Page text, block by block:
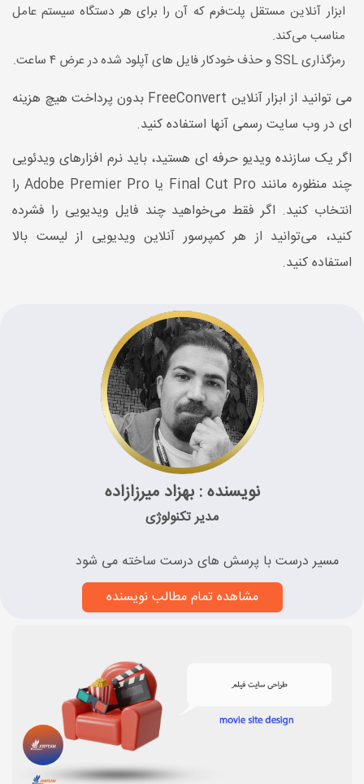
ابزار آنلاین مستقل پلت‌فرم که آن را برای هر دستگاه سیستم عامل
مناسب می‌کند.
رمزگذاری SSL و حذف خودکار فایل های آپلود شده در عرض ۴ ساعت.
می توانید از ابزار آنلاین FreeConvert بدون پرداخت هیچ هزینه
ای در وب سایت رسمی آنها استفاده کنید.
اگر یک سازنده ویدیو حرفه ای هستید، باید نرم افزارهای ویدئویی
چند منظوره مانند Final Cut Pro یا Adobe Premier Pro را
انتخاب کنید. اگر فقط می‌خواهید چند فایل ویدیویی را فشرده
کنید، می‌توانید از هر کمپرسور آنلاین ویدیویی از لیست بالا
استفاده کنید.
نویسنده : بهزاد میرزازاده
مدیر تکنولوژی
مسیر درست با پرسش های درست ساخته می شود
مشاهده تمام مطالب نویسنده